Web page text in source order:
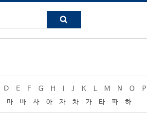
D E F G H J K M N O P
마 바 사 아 자 차 카 타 파
하